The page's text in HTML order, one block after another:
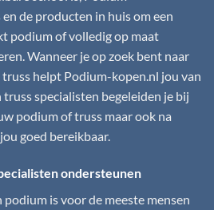
de producten in huis om een
podium of volledig op maat
Wanneer je op zoek bent naar
truss helpt Podium-kopen.nl jou van
specialisten begeleiden je bij
podium of truss maar ook na
goed bereikbaar.
ondersteunen
podium is voor de meeste mensen